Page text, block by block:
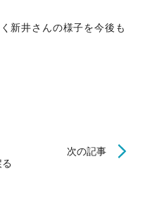
新井さんの様子を今後も
次の記事